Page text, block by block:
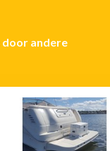
door andere